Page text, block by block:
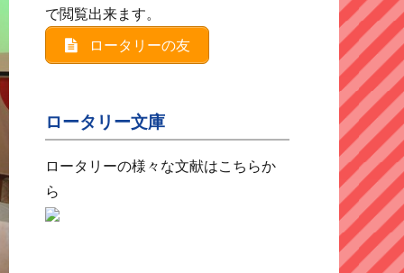
で閲覧出来ます。
ロータリーの友
ロータリー文庫
ロータリーの様々な文献はこちらか
ら